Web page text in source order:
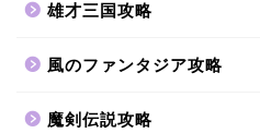
雄才三国攻略
風のファンタジア攻略
魔剣伝説攻略